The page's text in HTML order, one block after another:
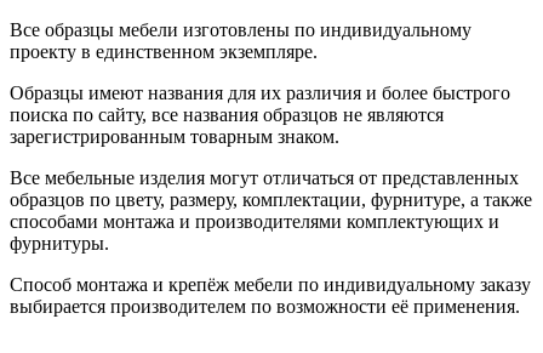
Все образцы мебели изготовлены по индивидуальному
проекту в единственном экземпляре.
Образцы имеют названия для их различия и более быстрого
поиска по сайту, все названия образцов не являются
зарегистрированным товарным знаком.
Все мебельные изделия могут отличаться от представленных
образцов по цвету, размеру, комплектации, фурнитуре, а также
способами монтажа и производителями комплектующих и
фурнитуры.
Способ монтажа и крепёж мебели по индивидуальному заказу
выбирается производителем по возможности её применения.